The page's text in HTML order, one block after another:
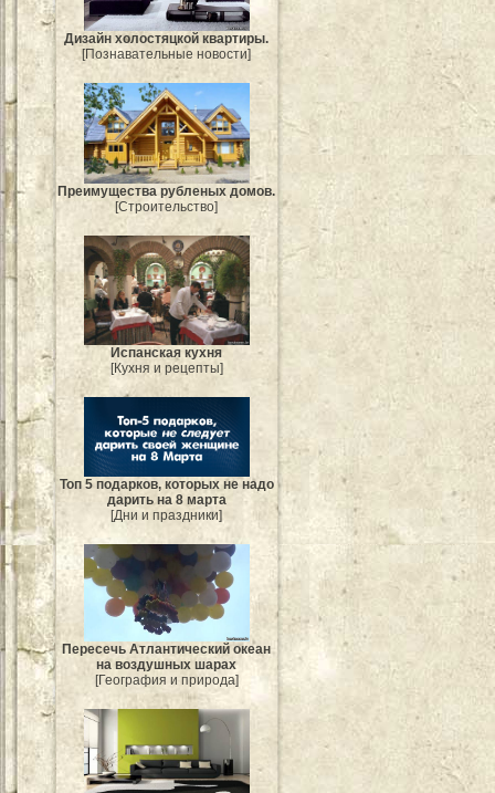
Дизайн холостяцкой квартиры.
[Познавательные новости]
Преимущества рубленых домов.
[Строительство]
Испанская кухня
[Кухня и рецепты]
Топ 5 подарков, которых не надо
дарить на 8 марта
[Дни и праздники]
Пересечь Атлантический океан
на воздушных шарах
[География и природа]